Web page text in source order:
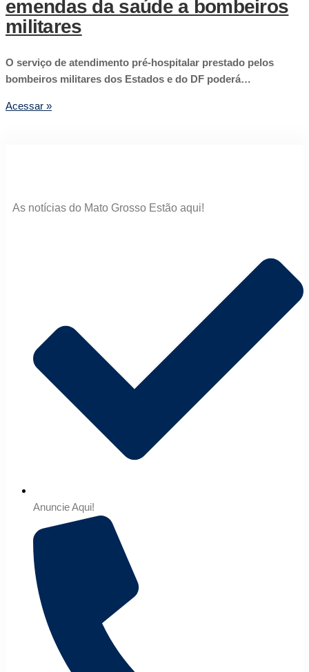
emendas da saúde a bombeiros
militares
O serviço de atendimento pré-hospitalar prestado pelos
bombeiros militares dos Estados e do DF poderá…
Acessar »
As notícias do Mato Grosso Estão aqui!
Anuncie Aqui!